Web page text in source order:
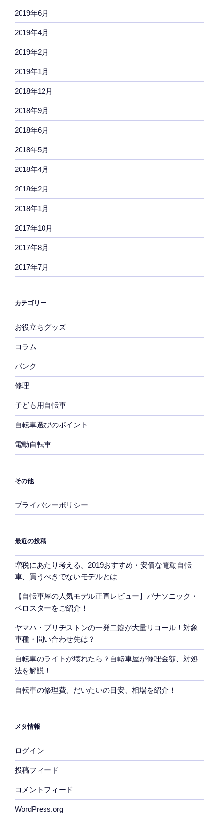
2019年6月
2019年4月
2019年2月
2019年1月
2018年12月
2018年9月
2018年6月
2018年5月
2018年4月
2018年2月
2018年1月
2017年10月
2017年8月
2017年7月
カテゴリー
お役立ちグッズ
コラム
パンク
修理
子ども用自転車
自転車選びのポイント
電動自転車
その他
プライバシーポリシー
最近の投稿
増税にあたり考える。2019おすすめ・安価な電動自転
車、買うべきでないモデルとは
【自転車屋の人気モデル正直レビュー】パナソニック・
ベロスターをご紹介！
ヤマハ・ブリヂストンの一発二錠が大量リコール！対象
車種・問い合わせ先は？
自転車のライトが壊れたら？自転車屋が修理金額、対処
法を解説！
自転車の修理費、だいたいの目安、相場を紹介！
メタ情報
ログイン
投稿フィード
コメントフィード
WordPress.org